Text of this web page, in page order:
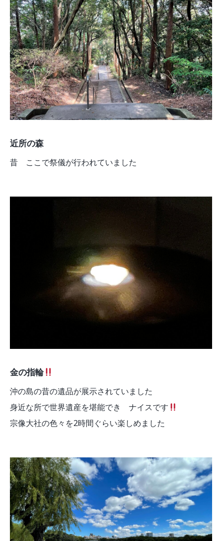
近所の森
昔 ここで祭儀が行われていました
金の指輪
沖の島の昔の遺品が展示されていました
身近な所で世界遺産を堪能でき ナイスです
宗像大社の色々を2時間ぐらい楽しめました